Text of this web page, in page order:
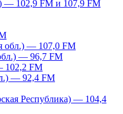
— 102,9 FM и 107,9 FM
обл.) — 107,0 FM
— 96,7 FM
102,2 FM
— 92,4 FM
Республика) — 104,4